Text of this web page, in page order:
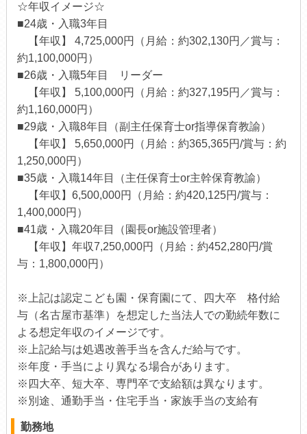
☆年収イメージ☆
■24歳・入職3年目
【年収】 4,725,000円（月給：約302,130円／賞与：
約1,100,000円）
■26歳・入職5年目 リーダー
【年収】 5,100,000円（月給：約327,195円／賞与：
約1,160,000円）
■29歳・入職8年目（副主任保育士or指導保育教諭）
【年収】 5,650,000円（月給：約365,365円/賞与：約
1,250,000円）
■35歳・入職14年目（主任保育士or主幹保育教諭）
【年収】6,500,000円（月給：約420,125円/賞与：
1,400,000円）
■41歳・入職20年目（園長or施設管理者）
【年収】年収7,250,000円（月給：約452,280円/賞
与：1,800,000円）
※上記は認定こども園・保育園にて、四大卒 格付給
与（名古屋市基準）を想定した当法人での勤続年数に
よる想定年収のイメージです。
※上記給与は処遇改善手当を含んだ給与です。
※年度・手当により異なる場合があります。
※四大卒、短大卒、専門卒で支給額は異なります。
※別途、通勤手当・住宅手当・家族手当の支給有
勤務地